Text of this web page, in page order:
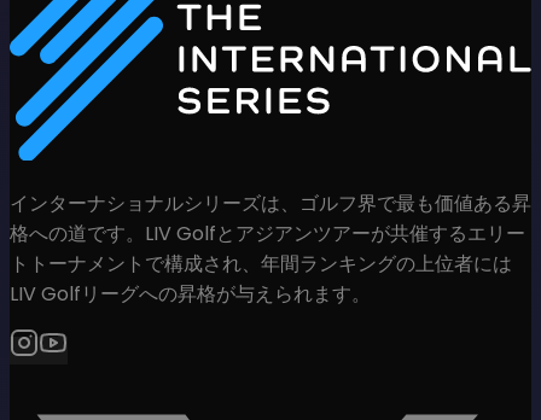
インターナショナルシリーズは、ゴルフ界で最も価値ある昇
格への道です。LIV Golfとアジアンツアーが共催するエリー
トトーナメントで構成され、年間ランキングの上位者には
LIV Golfリーグへの昇格が与えられます。